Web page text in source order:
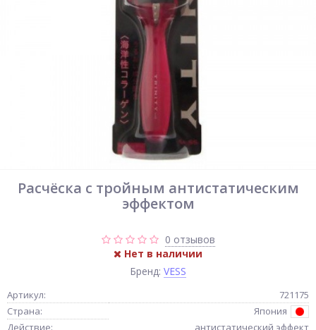
Расчёска с тройным антистатическим
эффектом
0 отзывов
Нет в наличии
Бренд: VESS
Артикул:
721175
Страна:
Япония
Действие:
антистатический эффект